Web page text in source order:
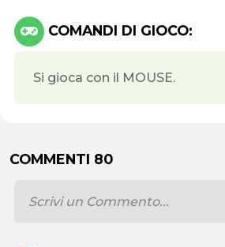
COMANDI DI GIOCO:
Si gioca con il MOUSE.
COMMENTI 80